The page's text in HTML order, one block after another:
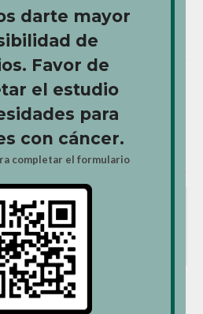
darte mayor
de
Favor de
el estudio
para
con cáncer.
completar el formulario